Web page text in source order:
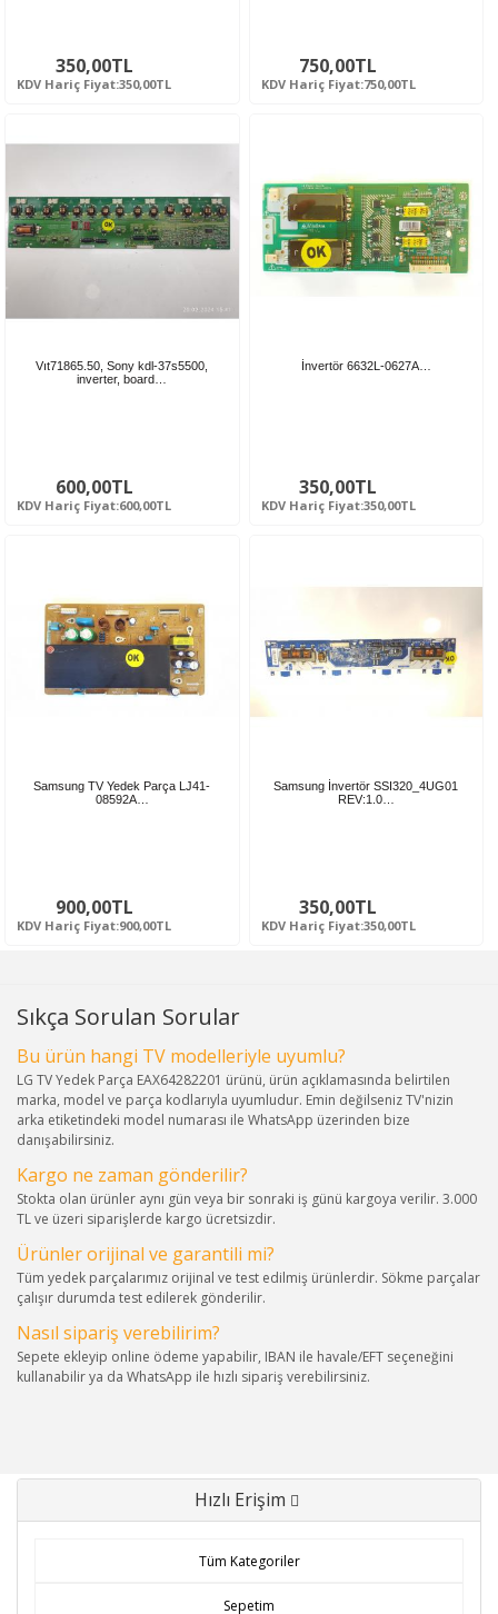
350,00TL
KDV Hariç Fiyat:350,00TL
750,00TL
KDV Hariç Fiyat:750,00TL
Vıt71865.50, Sony kdl-37s5500,
inverter, board…
600,00TL
KDV Hariç Fiyat:600,00TL
İnvertör 6632L-0627A…
350,00TL
KDV Hariç Fiyat:350,00TL
Samsung TV Yedek Parça LJ41-
08592A…
900,00TL
KDV Hariç Fiyat:900,00TL
Samsung İnvertör SSI320_4UG01
REV:1.0…
350,00TL
KDV Hariç Fiyat:350,00TL
Sıkça Sorulan Sorular
Bu ürün hangi TV modelleriyle uyumlu?
LG TV Yedek Parça EAX64282201 ürünü, ürün açıklamasında belirtilen
marka, model ve parça kodlarıyla uyumludur. Emin değilseniz TV'nizin
arka etiketindeki model numarası ile WhatsApp üzerinden bize
danışabilirsiniz.
Kargo ne zaman gönderilir?
Stokta olan ürünler aynı gün veya bir sonraki iş günü kargoya verilir. 3.000
TL ve üzeri siparişlerde kargo ücretsizdir.
Ürünler orijinal ve garantili mi?
Tüm yedek parçalarımız orijinal ve test edilmiş ürünlerdir. Sökme parçalar
çalışır durumda test edilerek gönderilir.
Nasıl sipariş verebilirim?
Sepete ekleyip online ödeme yapabilir, IBAN ile havale/EFT seçeneğini
kullanabilir ya da WhatsApp ile hızlı sipariş verebilirsiniz.
Hızlı Erişim
Tüm Kategoriler
Sepetim